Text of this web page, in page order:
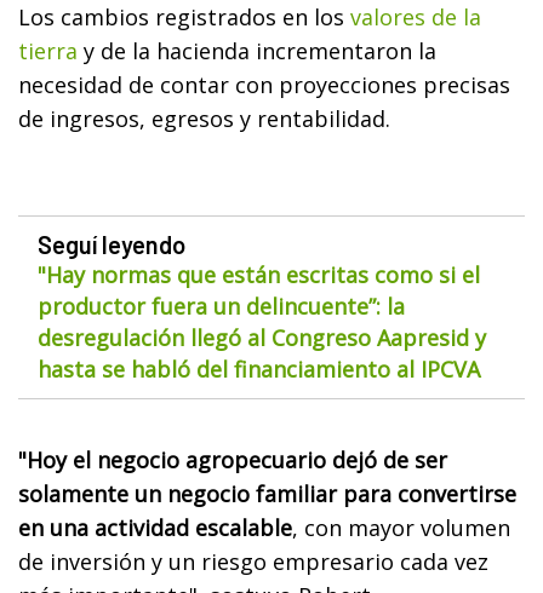
Los cambios registrados en los valores de la
tierra y de la hacienda incrementaron la
necesidad de contar con proyecciones precisas
de ingresos, egresos y rentabilidad.
Seguí leyendo
"Hay normas que están escritas como si el
productor fuera un delincuente”: la
desregulación llegó al Congreso Aapresid y
hasta se habló del financiamiento al IPCVA
"Hoy el negocio agropecuario dejó de ser
solamente un negocio familiar para convertirse
en una actividad escalable, con mayor volumen
de inversión y un riesgo empresario cada vez